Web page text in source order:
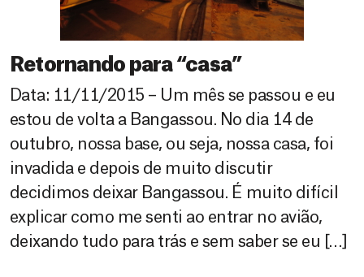
Retornando para “casa”
Data: 11/11/2015 – Um mês se passou e eu
estou de volta a Bangassou. No dia 14 de
outubro, nossa base, ou seja, nossa casa, foi
invadida e depois de muito discutir
decidimos deixar Bangassou. É muito difícil
explicar como me senti ao entrar no avião,
deixando tudo para trás e sem saber se eu […]